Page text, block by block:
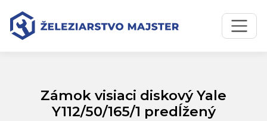
Preskočiť na obsah
Preskočiť na hlavné menu
Úvodná stránka
Zámok visiaci diskový Yale Y112/50/165/1 predĺžený
Zámok visiaci diskový Yale
Y112/50/165/1 predĺžený